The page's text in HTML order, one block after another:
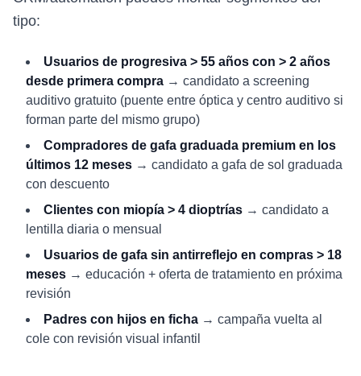
tipo:
Usuarios de progresiva > 55 años con > 2 años
desde primera compra → candidato a screening
auditivo gratuito (puente entre óptica y centro auditivo si
forman parte del mismo grupo)
Compradores de gafa graduada premium en los
últimos 12 meses → candidato a gafa de sol graduada
con descuento
Clientes con miopía > 4 dioptrías → candidato a
lentilla diaria o mensual
Usuarios de gafa sin antirreflejo en compras > 18
meses → educación + oferta de tratamiento en próxima
revisión
Padres con hijos en ficha → campaña vuelta al
cole con revisión visual infantil